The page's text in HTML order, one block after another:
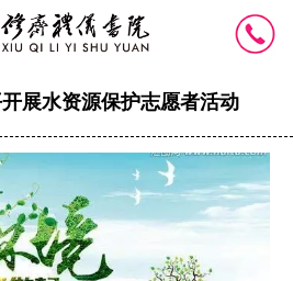
展水资源保护志愿者活动